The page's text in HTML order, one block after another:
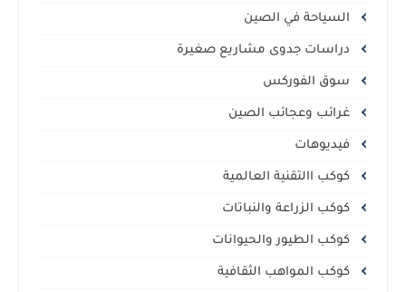
السياحة في الصين
دراسات جدوى مشاريع صغيرة
سوق الفوركس
غرائب وعجائب الصين
فيديوهات
كوكب االتقنية العالمية
كوكب الزراعة والنباتات
كوكب الطيور والحيوانات
كوكب المواهب الثقافية